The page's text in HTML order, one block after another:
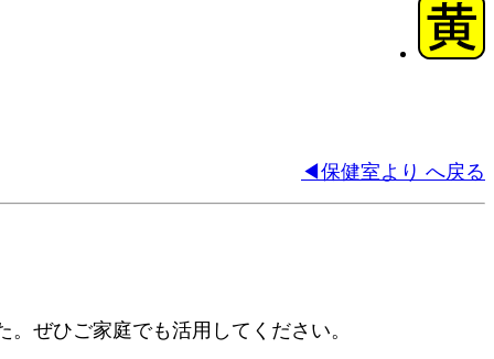
◀保健室より へ戻る
ぜひご家庭でも活用してください。